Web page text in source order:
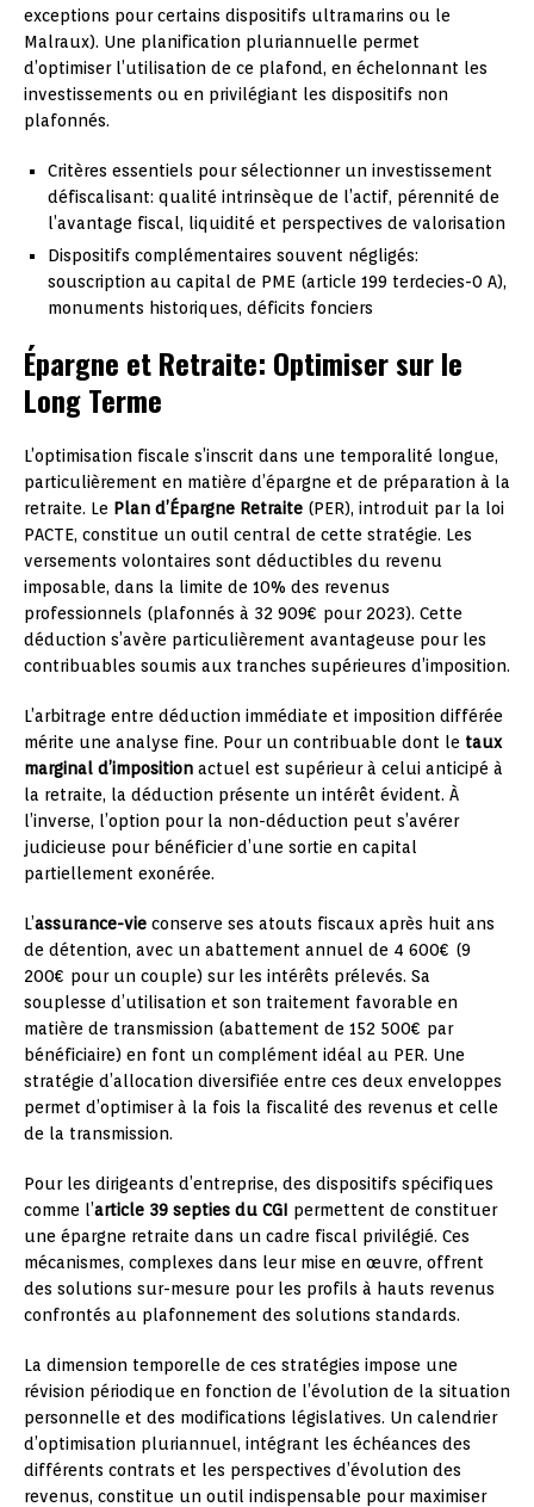
exceptions pour certains dispositifs ultramarins ou le
Malraux). Une planification pluriannuelle permet
d’optimiser l’utilisation de ce plafond, en échelonnant les
investissements ou en privilégiant les dispositifs non
plafonnés.
Critères essentiels pour sélectionner un investissement
défiscalisant: qualité intrinsèque de l’actif, pérennité de
l’avantage fiscal, liquidité et perspectives de valorisation
Dispositifs complémentaires souvent négligés:
souscription au capital de PME (article 199 terdecies-0 A),
monuments historiques, déficits fonciers
Épargne et Retraite: Optimiser sur le
Long Terme
L’optimisation fiscale s’inscrit dans une temporalité longue,
particulièrement en matière d’épargne et de préparation à la
retraite. Le Plan d’Épargne Retraite (PER), introduit par la loi
PACTE, constitue un outil central de cette stratégie. Les
versements volontaires sont déductibles du revenu
imposable, dans la limite de 10% des revenus
professionnels (plafonnés à 32 909€ pour 2023). Cette
déduction s’avère particulièrement avantageuse pour les
contribuables soumis aux tranches supérieures d’imposition.
L’arbitrage entre déduction immédiate et imposition différée
mérite une analyse fine. Pour un contribuable dont le taux
marginal d’imposition actuel est supérieur à celui anticipé à
la retraite, la déduction présente un intérêt évident. À
l’inverse, l’option pour la non-déduction peut s’avérer
judicieuse pour bénéficier d’une sortie en capital
partiellement exonérée.
L’assurance-vie conserve ses atouts fiscaux après huit ans
de détention, avec un abattement annuel de 4 600€ (9
200€ pour un couple) sur les intérêts prélevés. Sa
souplesse d’utilisation et son traitement favorable en
matière de transmission (abattement de 152 500€ par
bénéficiaire) en font un complément idéal au PER. Une
stratégie d’allocation diversifiée entre ces deux enveloppes
permet d’optimiser à la fois la fiscalité des revenus et celle
de la transmission.
Pour les dirigeants d’entreprise, des dispositifs spécifiques
comme l’article 39 septies du CGI permettent de constituer
une épargne retraite dans un cadre fiscal privilégié. Ces
mécanismes, complexes dans leur mise en œuvre, offrent
des solutions sur-mesure pour les profils à hauts revenus
confrontés au plafonnement des solutions standards.
La dimension temporelle de ces stratégies impose une
révision périodique en fonction de l’évolution de la situation
personnelle et des modifications législatives. Un calendrier
d’optimisation pluriannuel, intégrant les échéances des
différents contrats et les perspectives d’évolution des
revenus, constitue un outil indispensable pour maximiser